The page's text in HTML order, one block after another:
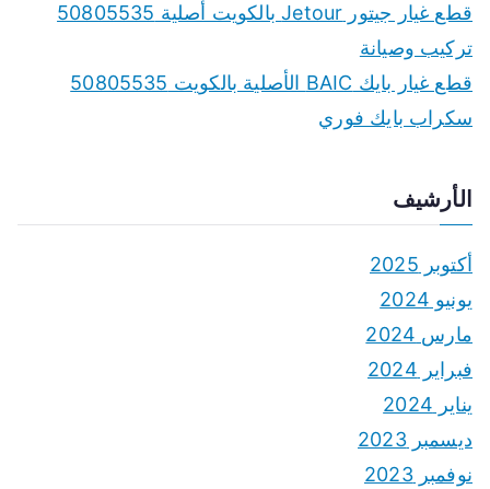
قطع غيار جيتور Jetour بالكويت أصلية 50805535
تركيب وصيانة
قطع غيار بايك BAIC الأصلية بالكويت 50805535
سكراب بايك فوري
الأرشيف
أكتوبر 2025
يونيو 2024
مارس 2024
فبراير 2024
يناير 2024
ديسمبر 2023
نوفمبر 2023